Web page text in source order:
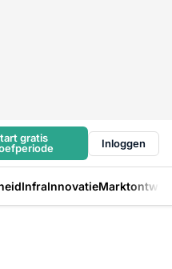
gratis
Inloggen
InfraInnovatie